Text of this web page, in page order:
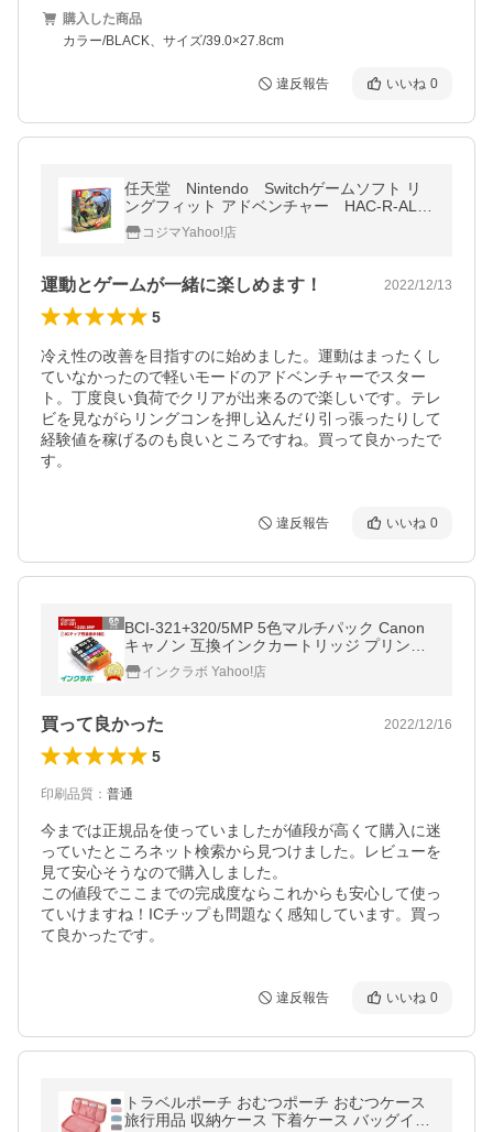
購入した商品
カラー/BLACK、サイズ/39.0×27.8cm
違反報告 いいね 0
任天堂 Nintendo Switchゲームソフト リ
ングフィット アドベンチャー HAC-R-AL3P
A
コジマYahoo!店
運動とゲームが一緒に楽しめます！ 2022/12/13
5
冷え性の改善を目指すのに始めました。運動はまったくし
ていなかったので軽いモードのアドベンチャーでスター
ト。丁度良い負荷でクリアが出来るので楽しいです。テレ
ビを見ながらリングコンを押し込んだり引っ張ったりして
経験値を稼げるのも良いところですね。買って良かったで
す。
違反報告 いいね 0
BCI-321+320/5MP 5色マルチパック Canon
キャノン 互換インクカートリッジ プリンタ
ーインク ICチップ・残量検知対応
インクラボ Yahoo!店
買って良かった 2022/12/16
5
印刷品質 ： 普通
今までは正規品を使っていましたが値段が高くて購入に迷
っていたところネット検索から見つけました。レビューを
見て安心そうなので購入しました。
この値段でここまでの完成度ならこれからも安心して使っ
ていけますね！ICチップも問題なく感知しています。買っ
て良かったです。
違反報告 いいね 0
トラベルポーチ おむつポーチ おむつケース
旅行用品 収納ケース 下着ケース バッグイン